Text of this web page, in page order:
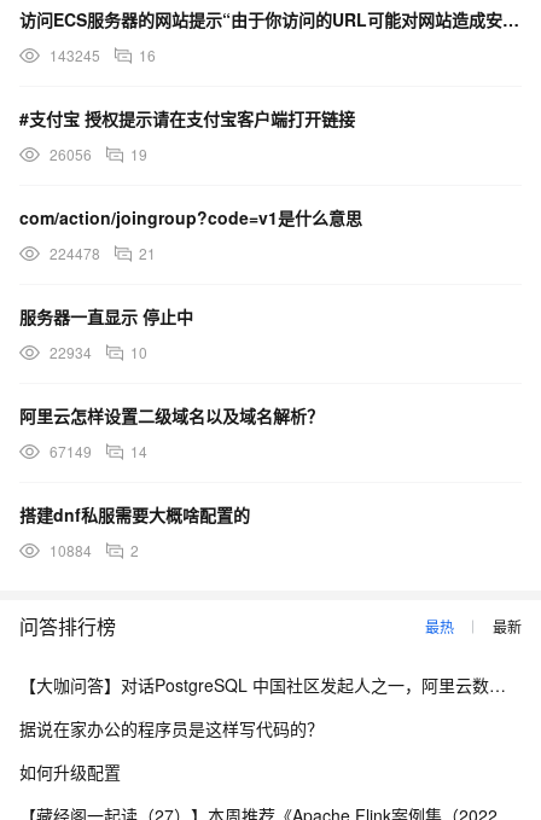
访问ECS服务器的网站提示“由于你访问的URL可能对网站造成安全威胁，您的访问被阻断”，这是什么原因？
143245 16
#支付宝 授权提示请在支付宝客户端打开链接
26056 19
com/action/joingroup?code=v1是什么意思
224478 21
服务器一直显示 停止中
22934 10
阿里云怎样设置二级域名以及域名解析？
67149 14
搭建dnf私服需要大概啥配置的
10884 2
问答排行榜 最热 最新
【大咖问答】对话PostgreSQL 中国社区发起人之一，阿里云数据库高级专家 德哥
据说在家办公的程序员是这样写代码的？
如何升级配置